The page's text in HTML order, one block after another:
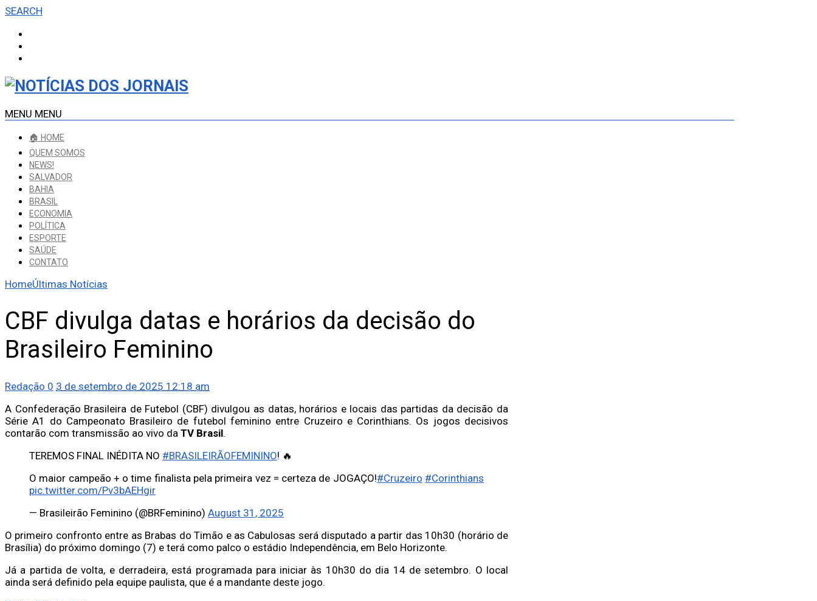
SEARCH
MENU MENU
🏠 HOME
QUEM SOMOS
NEWS!
SALVADOR
BAHIA
BRASIL
ECONOMIA
POLÍTICA
ESPORTE
SAÚDE
CONTATO
HomeÚltimas Notícias
CBF divulga datas e horários da decisão do
Brasileiro Feminino
Redação 0 3 de setembro de 2025 12:18 am
A Confederação Brasileira de Futebol (CBF) divulgou as datas, horários e locais das partidas da decisão da
Série A1 do Campeonato Brasileiro de futebol feminino entre Cruzeiro e Corinthians. Os jogos decisivos
contarão com transmissão ao vivo da TV Brasil.
TEREMOS FINAL INÉDITA NO #BRASILEIRÃOFEMININO! 🔥
O maior campeão + o time finalista pela primeira vez = certeza de JOGAÇO!#Cruzeiro #Corinthians
pic.twitter.com/Pv3bAEHgir
— Brasileirão Feminino (@BRFeminino) August 31, 2025
O primeiro confronto entre as Brabas do Timão e as Cabulosas será disputado a partir das 10h30 (horário de
Brasília) do próximo domingo (7) e terá como palco o estádio Independência, em Belo Horizonte.
Já a partida de volta, e derradeira, está programada para iniciar às 10h30 do dia 14 de setembro. O local
ainda será definido pela equipe paulista, que é a mandante deste jogo.